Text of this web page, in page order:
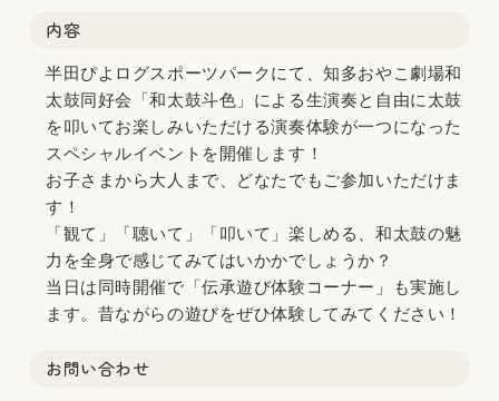
内容
半田ぴよログスポーツパークにて、知多おやこ劇場和
太鼓同好会「和太鼓斗色」による生演奏と自由に太鼓
を叩いてお楽しみいただける演奏体験が一つになった
スペシャルイベントを開催します！
お子さまから大人まで、どなたでもご参加いただけま
す！
「観て」「聴いて」「叩いて」楽しめる、和太鼓の魅
力を全身で感じてみてはいかかでしょうか？
当日は同時開催で「伝承遊び体験コーナー」も実施し
ます。昔ながらの遊びをぜひ体験してみてください！
お問い合わせ